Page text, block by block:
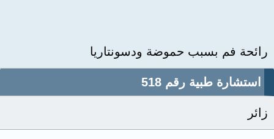
رائحة فم بسبب حموضة ودسونتاريا
استشارة طبية رقم 518
زائر